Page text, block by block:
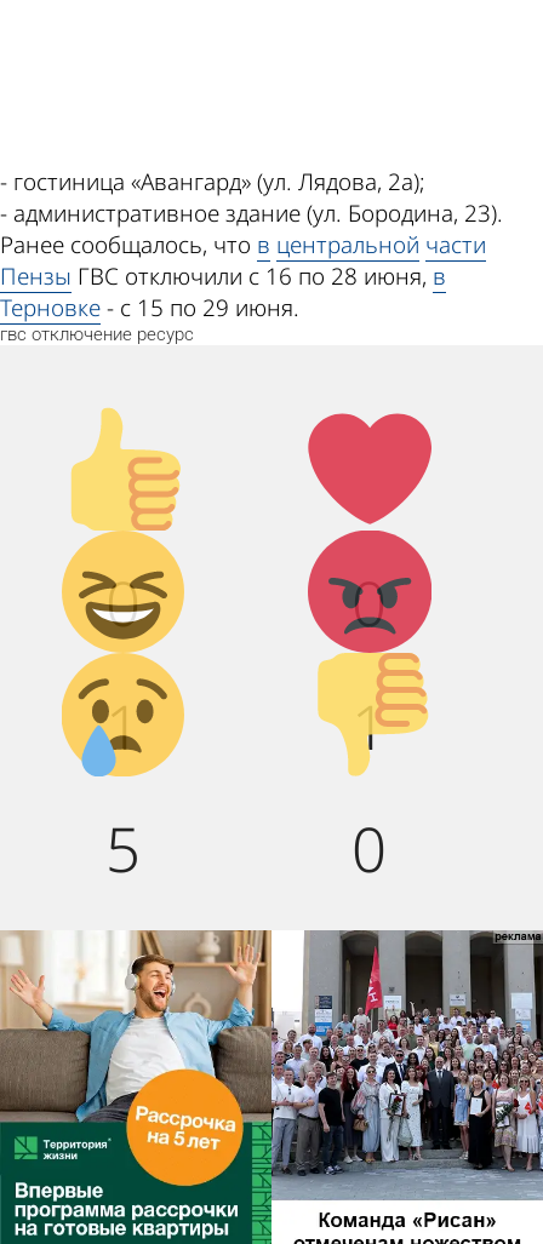
- гостиница «Авангард» (ул. Лядова, 2а);
- административное здание (ул. Бородина, 23).
Ранее сообщалось, что в центральной части
Пензы ГВС отключили с 16 по 28 июня, в
Терновке- с 15 по 29 июня.
гвс отключение ресурс
Палец
вверх!
0
Лайк!
0
Дикий
смех!
1
Агрессия!
1
Грусть :(
5
Палец
вниз!
0